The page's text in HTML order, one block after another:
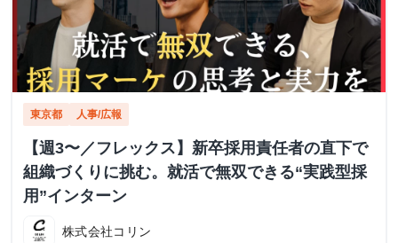
東京都 人事/広報
【週3〜／フレックス】新卒採用責任者の直下で
組織づくりに挑む。就活で無双できる“実践型採
用”インターン
株式会社コリン